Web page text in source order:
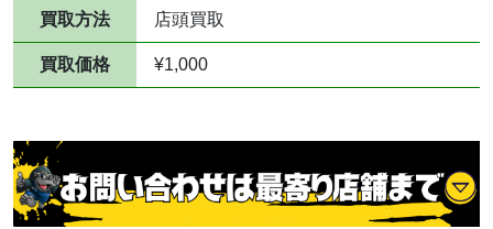
買取方法 店頭買取
買取価格 ¥1,000